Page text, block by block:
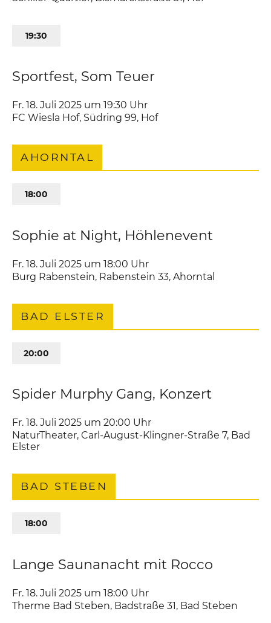
19:30
Sportfest, Som Teuer
Fr. 18. Juli 2025 um 19:30 Uhr
FC Wiesla Hof, Südring 99 Hof
AHORNTAL
18:00
Sophie at Night, Höhlenevent
Fr. 18. Juli 2025 um 18:00 Uhr
Burg Rabenstein, Rabenstein 33 Ahorntal
BAD ELSTER
20:00
Spider Murphy Gang, Konzert
Fr. 18. Juli 2025 um 20:00 Uhr
NaturTheater,Carl-August-Klingner-Straße 7 Bad
Elster
BAD STEBEN
18:00
Lange Saunanacht mit Rocco
Fr. 18. Juli 2025 um 18:00 Uhr
Therme Bad Steben, Badstraße 31 Bad Steben